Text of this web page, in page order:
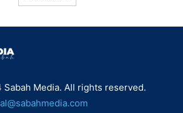
Media. All rights reserved.